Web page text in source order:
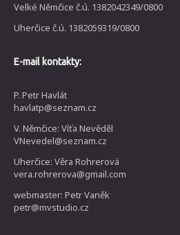
Velké Němčice č.ú. 1382042349/0800
Uherčice č.ú. 1382059319/0800
E-mail kontakty:
P. Petr Havlát
havlatp@seznam.cz
V. Němčice: Víťa Nevěděl
VNevedel@seznam.cz
Uherčice: Věra Rohrerová
vera.rohrerova@gmail.com
webmaster: Petr Vaněk
petr@mvstudio.cz